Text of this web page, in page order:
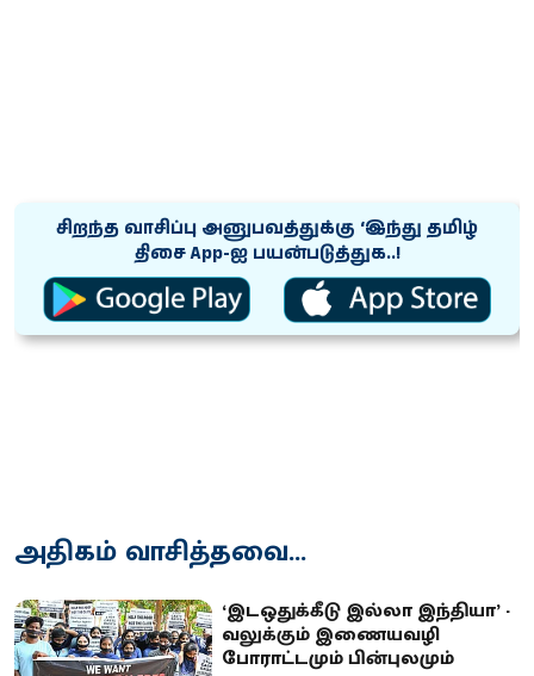
சிறந்த வாசிப்பு அனுபவத்துக்கு ‘இந்து தமிழ்
திசை App-ஐ பயன்படுத்துக..!
அதிகம் வாசித்தவை...
‘இடஒதுக்கீடு இல்லா இந்தியா’ -
வலுக்கும் இணையவழி
போராட்டமும் பின்புலமும்